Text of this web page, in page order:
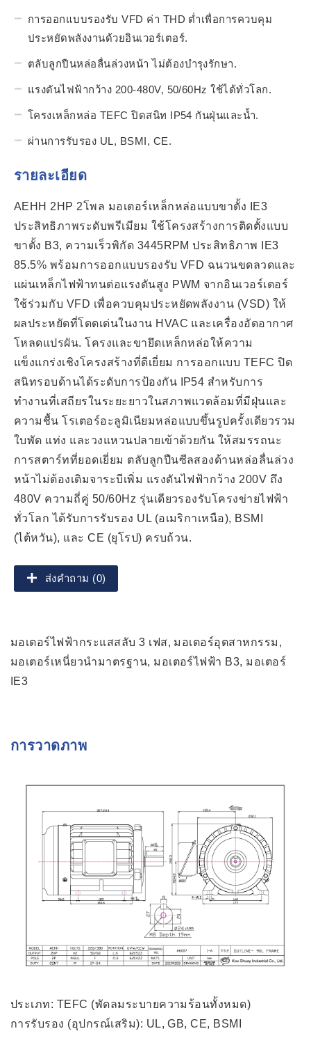
การออกแบบรองรับ VFD ค่า THD ต่ำเพื่อการควบคุม
ประหยัดพลังงานด้วยอินเวอร์เตอร์.
ตลับลูกปืนหล่อลื่นล่วงหน้า ไม่ต้องบำรุงรักษา.
แรงดันไฟฟ้ากว้าง 200-480V, 50/60Hz ใช้ได้ทั่วโลก.
โครงเหล็กหล่อ TEFC ปิดสนิท IP54 กันฝุ่นและน้ำ.
ผ่านการรับรอง UL, BSMI, CE.
รายละเอียด
AEHH 2HP 2โพล มอเตอร์เหล็กหล่อแบบขาตั้ง IE3
ประสิทธิภาพระดับพรีเมียม ใช้โครงสร้างการติดตั้งแบบ
ขาตั้ง B3, ความเร็วพิกัด 3445RPM ประสิทธิภาพ IE3
85.5% พร้อมการออกแบบรองรับ VFD ฉนวนขดลวดและ
แผ่นเหล็กไฟฟ้าทนต่อแรงดันสูง PWM จากอินเวอร์เตอร์
ใช้ร่วมกับ VFD เพื่อควบคุมประหยัดพลังงาน (VSD) ให้
ผลประหยัดที่โดดเด่นในงาน HVAC และเครื่องอัดอากาศ
โหลดแปรผัน. โครงและขายึดเหล็กหล่อให้ความ
แข็งแกร่งเชิงโครงสร้างที่ดีเยี่ยม การออกแบบ TEFC ปิด
สนิทรอบด้านได้ระดับการป้องกัน IP54 สำหรับการ
ทำงานที่เสถียรในระยะยาวในสภาพแวดล้อมที่มีฝุ่นและ
ความชื้น โรเตอร์อะลูมิเนียมหล่อแบบขึ้นรูปครั้งเดียวรวม
ใบพัด แท่ง และวงแหวนปลายเข้าด้วยกัน ให้สมรรถนะ
การสตาร์ทที่ยอดเยี่ยม ตลับลูกปืนซีลสองด้านหล่อลื่นล่วง
หน้าไม่ต้องเติมจาระบีเพิ่ม แรงดันไฟฟ้ากว้าง 200V ถึง
480V ความถี่คู่ 50/60Hz รุ่นเดียวรองรับโครงข่ายไฟฟ้า
ทั่วโลก ได้รับการรับรอง UL (อเมริกาเหนือ), BSMI
(ไต้หวัน), และ CE (ยุโรป) ครบถ้วน.
ส่งคำถาม (0)
มอเตอร์ไฟฟ้ากระแสสลับ 3 เฟส, มอเตอร์อุตสาหกรรม,
มอเตอร์เหนี่ยวนำมาตรฐาน, มอเตอร์ไฟฟ้า B3, มอเตอร์
IE3
การวาดภาพ
ประเภท: TEFC (พัดลมระบายความร้อนทั้งหมด)
การรับรอง (อุปกรณ์เสริม): UL, GB, CE, BSMI